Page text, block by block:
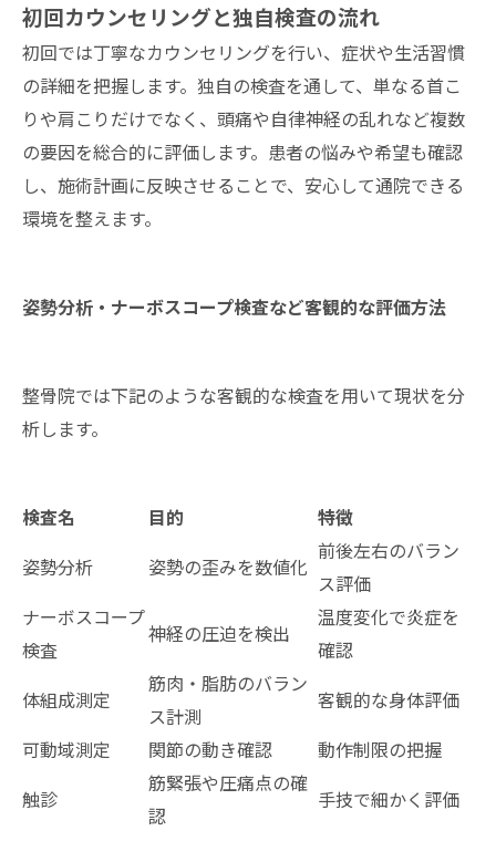
初回カウンセリングと独自検査の流れ
初回では丁寧なカウンセリングを行い、症状や生活習慣
の詳細を把握します。独自の検査を通して、単なる首こ
りや肩こりだけでなく、頭痛や自律神経の乱れなど複数
の要因を総合的に評価します。患者の悩みや希望も確認
し、施術計画に反映させることで、安心して通院できる
環境を整えます。
姿勢分析・ナーボスコープ検査など客観的な評価方法
整骨院では下記のような客観的な検査を用いて現状を分
析します。
検査名 目的
特徴
姿勢分析
姿勢の歪みを数値化
前後左右のバラン
ス評価
ナーボスコープ
検査
神経の圧迫を検出
温度変化で炎症を
確認
体組成測定
筋肉・脂肪のバラン
ス計測
客観的な身体評価
可動域測定
関節の動き確認
動作制限の把握
触診
筋緊張や圧痛点の確
認
手技で細かく評価